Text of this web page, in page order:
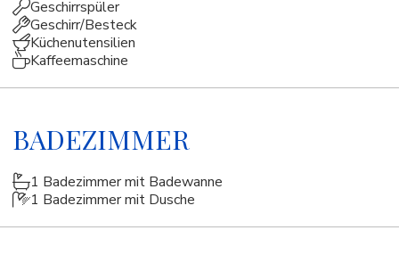
Geschirrspüler
Geschirr/Besteck
Küchenutensilien
Kaffeemaschine
BADEZIMMER
1 Badezimmer mit Badewanne
1 Badezimmer mit Dusche